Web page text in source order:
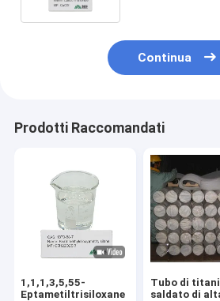
Continua
Prodotti Raccomandati
1,1,1,3,5,55-
Eptametiltrisiloxane
Tubo di
saldato di